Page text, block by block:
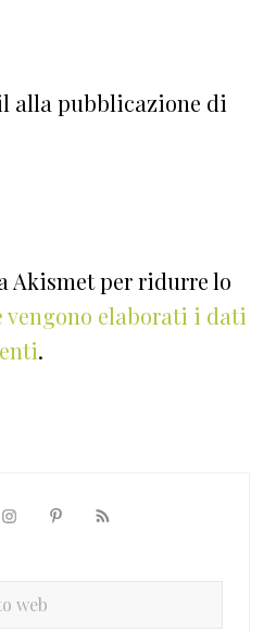
alla pubblicazione di
Akismet per ridurre lo
vengono elaborati i dati
.